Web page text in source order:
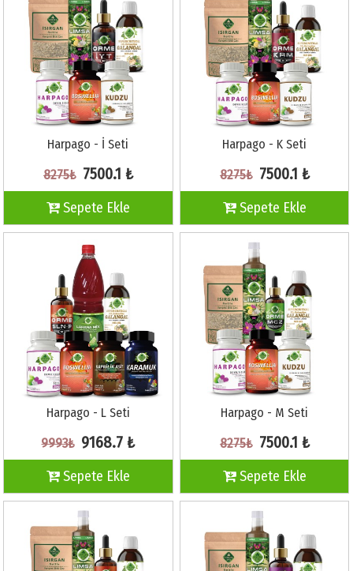
Harpago - İ Seti
8275₺ 7500.1 ₺
Sepete Ekle
Harpago - K Seti
8275₺ 7500.1 ₺
Sepete Ekle
Harpago - L Seti
9993₺ 9168.7 ₺
Sepete Ekle
Harpago - M Seti
8275₺ 7500.1 ₺
Sepete Ekle